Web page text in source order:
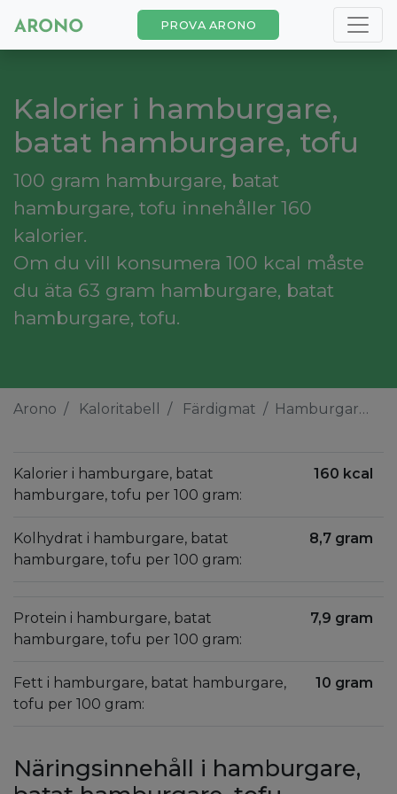
PROVA ARONO
Kalorier i hamburgare,
batat hamburgare, tofu
100 gram hamburgare, batat
hamburgare, tofu innehåller 160
kalorier.
Om du vill konsumera 100 kcal måste
du äta 63 gram hamburgare, batat
hamburgare, tofu.
Arono Kaloritabell Färdigmat Hamburgare, batat hamburgare, tofu
Kalorier i hamburgare, batat
hamburgare, tofu per 100 gram:
160 kcal
Kolhydrat i hamburgare, batat
hamburgare, tofu per 100 gram:
8,7 gram
Protein i hamburgare, batat
hamburgare, tofu per 100 gram:
7,9 gram
Fett i hamburgare, batat hamburgare,
tofu per 100 gram:
10 gram
Näringsinnehåll i hamburgare,